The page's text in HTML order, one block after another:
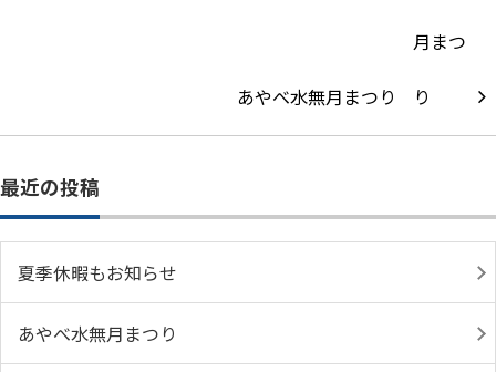
あやべ水無月まつり
最近の投稿
夏季休暇もお知らせ
あやべ水無月まつり